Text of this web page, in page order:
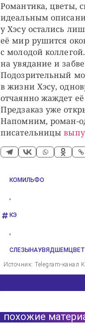
Романтика, цветы,
идеальным
у Хэсу остались
её мир рушится
с молодой
на увядание и
Подозрительный
в жизни Хэсу,
отчаянно жаждет
Предзаказ уже
Напомним, роман-
писательницы
КОМИЛЬФО
,
КЭ
,
Источник: Telegram-
похожие